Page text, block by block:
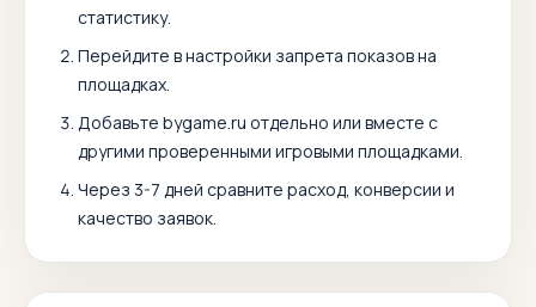
статистику.
Перейдите в настройки запрета показов на
площадках.
Добавьте bygame.ru отдельно или вместе с
другими проверенными игровыми площадками.
Через 3-7 дней сравните расход, конверсии и
качество заявок.